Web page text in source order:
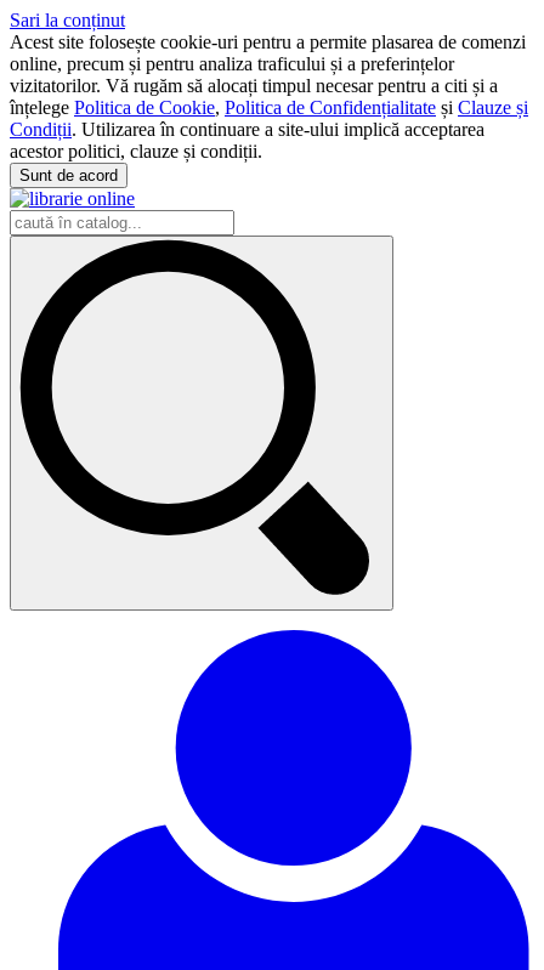
Sari la conținut
Acest site folosește cookie-uri pentru a permite plasarea de comenzi
online, precum și pentru analiza traficului și a preferințelor
vizitatorilor. Vă rugăm să alocați timpul necesar pentru a citi și a
înțelege Politica de Cookie, Politica de Confidențialitate și Clauze și
Condiții. Utilizarea în continuare a site-ului implică acceptarea
acestor politici, clauze și condiții.
Sunt de acord